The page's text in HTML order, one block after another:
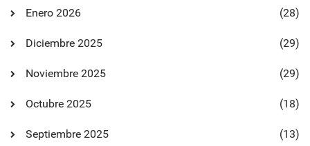
Enero 2026 (28)
Diciembre 2025 (29)
Noviembre 2025 (29)
Octubre 2025 (18)
Septiembre 2025 (13)